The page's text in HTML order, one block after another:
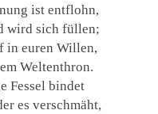
ist entflohn,
wird sich füllen;
in euren Willen,
Weltenthron.
Fessel bindet
es verschmäht,